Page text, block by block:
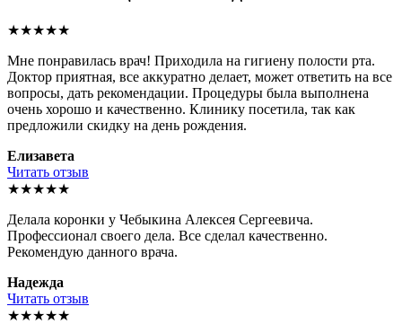
★★★★★
Мне понравилась врач! Приходила на гигиену полости рта.
Доктор приятная, все аккуратно делает, может ответить на все
вопросы, дать рекомендации. Процедуры была выполнена
очень хорошо и качественно. Клинику посетила, так как
предложили скидку на день рождения.
Елизавета
Читать отзыв
★★★★★
Делала коронки у Чебыкина Алексея Сергеевича.
Профессионал своего дела. Все сделал качественно.
Рекомендую данного врача.
Надежда
Читать отзыв
★★★★★